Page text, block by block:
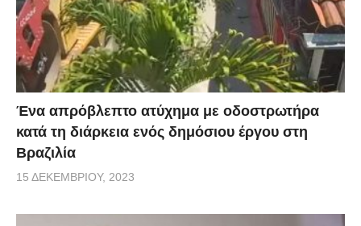
Ένα απρόβλεπτο ατύχημα με οδοστρωτήρα
κατά τη διάρκεια ενός δημόσιου έργου στη
Βραζιλία
15 ΔΕΚΕΜΒΡΊΟΥ, 2023